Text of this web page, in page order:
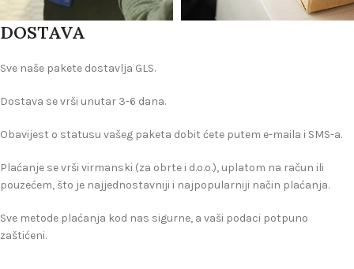
DOSTAVA
Sve naše pakete dostavlja GLS.
Dostava se vrši unutar 3-6 dana.
Obavijest o statusu vašeg paketa dobit ćete putem e-maila i SMS-a.
Plaćanje se vrši virmanski (za obrte i d.o.o.), uplatom na račun ili
pouzećem, što je najjednostavniji i najpopularniji način plaćanja.
Sve metode plaćanja kod nas sigurne, a vaši podaci potpuno
zaštićeni.